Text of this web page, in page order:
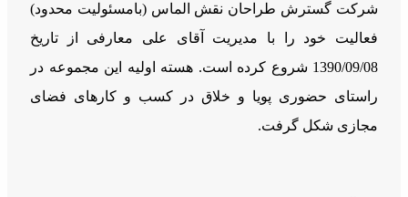
شرکت گسترش طراحان نقش الماس (بامسئوليت محدود)
فعالیت خود را با مدیریت آقای علی معارفی از تاریخ
1390/09/08 شروع کرده است. هسته اولیه این مجموعه در
راستای حضوری پویا و خلاق در کسب و کارهای فضای
مجازی شکل گرفت.